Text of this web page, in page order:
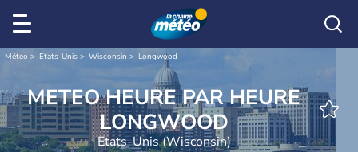
Météo Etats-Unis Wisconsin Longwood
METEO HEURE PAR HEURE
LONGWOOD
Etats-Unis (Wisconsin)